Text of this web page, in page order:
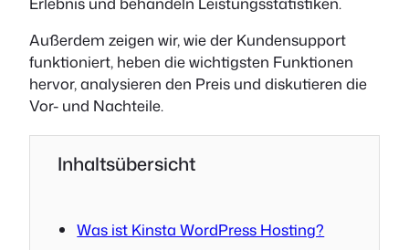
Außerdem zeigen wir, wie der Kundensupport
funktioniert, heben die wichtigsten Funktionen
hervor, analysieren den Preis und diskutieren die
Vor- und Nachteile.
Inhaltsübersicht
Was ist Kinsta WordPress Hosting?